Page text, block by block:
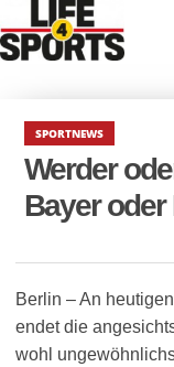
SPORTNEWS
Werder
Bayer
Berlin – An
endet die
wohl